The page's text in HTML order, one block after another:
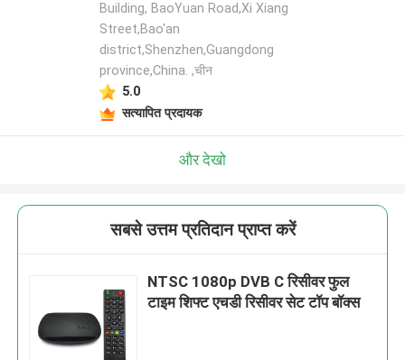
Building, BaoYuan Road,Xi Xiang
Street,Bao'an
district,Shenzhen,Guangdong
province,China. ,चीन
5.0
सत्यापित प्रदायक
और देखो
सबसे उत्तम प्रतिदान प्राप्त करें
NTSC 1080p DVB C रिसीवर फुल
टाइम शिफ्ट एचडी रिसीवर सेट टॉप बॉक्स